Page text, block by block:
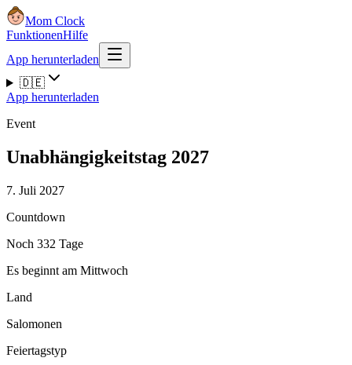
Mom Clock
FunktionenHilfe
App herunterladen
🇩🇪
App herunterladen
Event
Unabhängigkeitstag 2027
7. Juli 2027
Countdown
Noch 332 Tage
Es beginnt am Mittwoch
Land
Salomonen
Feiertagstyp